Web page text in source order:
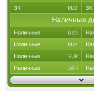
ЗК RUB ЗК
Наличные
Наличные USD
Наличные RUB
Наличные EUR
Наличные UAH